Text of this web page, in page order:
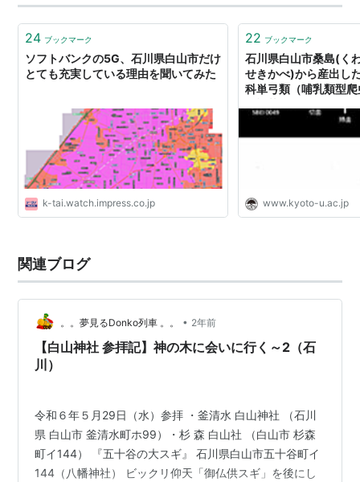
見て！この透明感✨✨ 当時使ってたiPhone、…
24 ブックマーク
ソフトバンクの5G、石川県白山市だけ
とても充実している理由を聞いてみた
k-tai.watch.impress.co.jp
22 ブックマーク
石川県白山市桑島(く
せきかべ)から産出し
科単弓類（哺乳類型
www.kyoto-u.ac.jp
関連ブログ
。。夢見るDonko列車 。。 • 2年前
【白山神社 参拝記】神の木に会いに行く～2（石
川）
令和６年５月29日（水）参拝 ・釜清水 白山神社 （石川
県 白山市 釜清水町ホ99）・杉 森 白山社 （白山市 杉森
町イ144） 『五十谷の大スギ』 石川県白山市五十谷町イ
144（八幡神社） ビックリ仰天「御仏供スギ」を後にし